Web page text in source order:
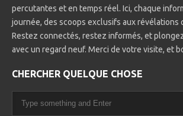
percutantes et en temps réel. Ici, chaque
journée, des scoops exclusifs aux révélations
Restez connectés, restez informés, et
avec un regard neuf. Merci de votre visite, et
CHERCHER QUELQUE CHOSE